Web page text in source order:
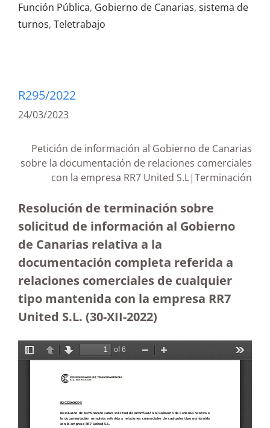
Función Pública, Gobierno de Canarias, sistema de
turnos, Teletrabajo
R295/2022
24/03/2023
Petición de información al Gobierno de Canarias
sobre la documentación de relaciones comerciales
con la empresa RR7 United S.L|Terminación
Resolución de terminación sobre
solicitud de información al Gobierno
de Canarias relativa a la
documentación completa referida a
relaciones comerciales de cualquier
tipo mantenida con la empresa RR7
United S.L. (30-XII-2022)